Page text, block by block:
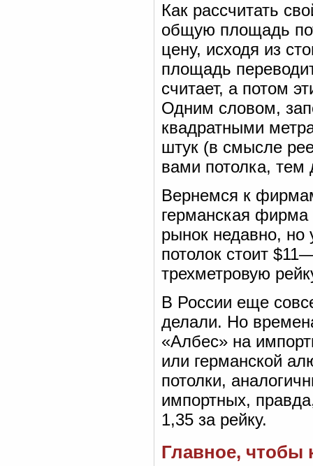
Как рассчитать
общую площадь
цену, исходя из
площадь
считает, а потом
Одним словом,
квадратными
штук (в смысле
вами потолка, тем
Вернемся к
германская
рынок недавно, но
потолок стоит
трехметровую
В России еще
делали. Но
«Албес» на
или германской
потолки,
импортных,
1,35 за рейку.
Главное, чтобы